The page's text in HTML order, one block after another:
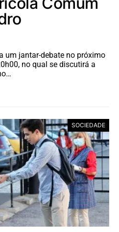
um jantar-debate no próximo
no qual se discutirá a
SOCIEDADE